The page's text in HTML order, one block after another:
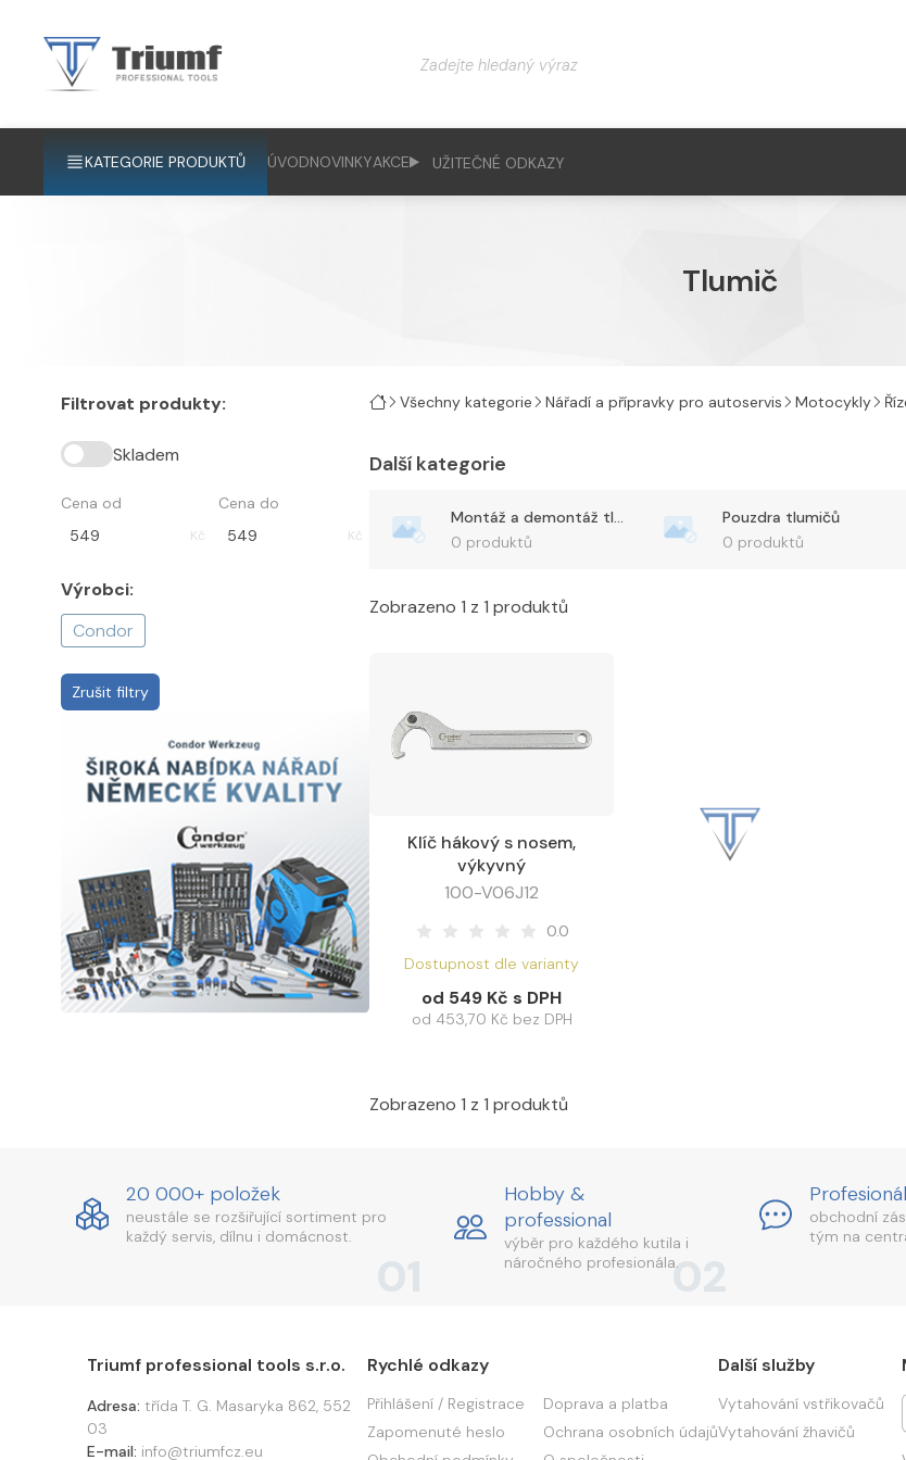
KATEGORIE PRODUKTŮ ÚVODNOVINKYAKCE UŽITEČNÉ ODKAZY
Tlumič
Filtrovat produkty:
Skladem
Cena od
Kč
Cena do
Kč
Výrobci:
Condor
Zrušit filtry
Všechny kategorie Nářadí a přípravky pro autoservis Motocykly
Další kategorie
Montáž a demontáž tlumičů
0 produktů
Pouzdra tlumičů
0 produktů
Zobrazeno 1 z 1 produktů
Zobrazit varianty
Klíč hákový s nosem,
výkyvný
100-V06J12
0.0
Dostupnost dle varianty
od 549 Kč s DPH
od 453,70 Kč bez DPH
Zobrazeno 1 z 1 produktů
20 000+ položek
neustále se rozšiřující sortiment pro
každý servis, dílnu i domácnost.
Hobby &
professional
výběr pro každého kutila i
náročného profesionála.02
obchodní
tým na
Triumf professional tools s.r.o.
Adresa: třída T. G. Masaryka 862, 552
03
E-mail: info@triumfcz.eu
Rychlé odkazy
Přihlášení / Registrace
Zapomenuté heslo
Doprava a platba
Ochrana osobních údajů
Další služby
Vytahování vstřikovačů
Vytahování žhavičů